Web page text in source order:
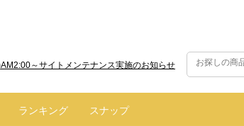
～サイトメンテナンス実施のお知らせ
ランキング スナップ